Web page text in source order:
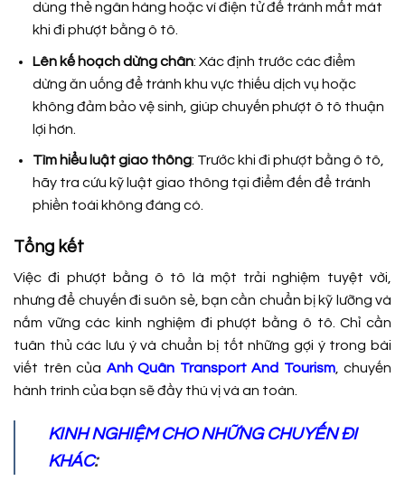
dùng thẻ ngân hàng hoặc ví điện tử để tránh mất mát
khi đi phượt bằng ô tô.
Lên kế hoạch dừng chân: Xác định trước các điểm
dừng ăn uống để tránh khu vực thiếu dịch vụ hoặc
không đảm bảo vệ sinh, giúp chuyến phượt ô tô thuận
lợi hơn.
Tìm hiểu luật giao thông: Trước khi đi phượt bằng ô tô,
hãy tra cứu kỹ luật giao thông tại điểm đến để tránh
phiền toái không đáng có.
Tổng kết
Việc đi phượt bằng ô tô là một trải nghiệm tuyệt vời,
nhưng để chuyến đi suôn sẻ, bạn cần chuẩn bị kỹ lưỡng và
nắm vững các kinh nghiệm đi phượt bằng ô tô. Chỉ cần
tuân thủ các lưu ý và chuẩn bị tốt những gợi ý trong bài
viết trên của Anh Quân Transport And Tourism, chuyến
hành trình của bạn sẽ đầy thú vị và an toàn.
KINH NGHIỆM CHO NHỮNG CHUYẾN ĐI
KHÁC: